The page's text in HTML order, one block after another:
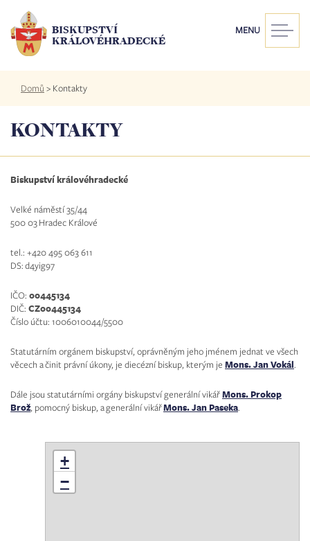
hlavnímu
obsahu
BISKUPSTVÍ
KRÁLOVÉHRADECKÉ
MENU
Drobečková
navigace
Domů > Kontakty
KONTAKTY
Biskupství královéhradecké
Velké náměstí 35/44
500 03 Hradec Králové
tel.: +420 495 063 611
DS: d4yig97
IČO: 00445134
DIČ: CZ00445134
Číslo účtu: 1006010044/5500
Statutárním orgánem biskupství, oprávněným jeho jménem jednat ve všech
věcech a činit právní úkony, je diecézní biskup, kterým je Mons. Jan Vokál.
Dále jsou statutárními orgány biskupství generální vikářMons. Prokop
Brož, pomocný biskup, a generální vikářMons. Jan Paseka.
+
−